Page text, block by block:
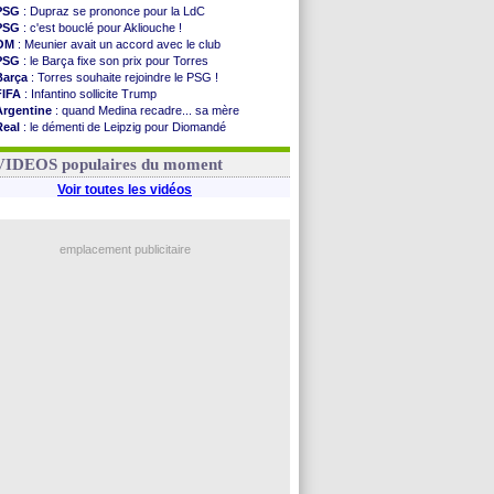
: Dupraz se prononce pour la LdC
: c'est bouclé pour Akliouche !
: Meunier avait un accord avec le club
: le Barça fixe son prix pour Torres
: Torres souhaite rejoindre le PSG !
: Infantino sollicite Trump
: quand Medina recadre... sa mère
: le démenti de Leipzig pour Diomandé
: le conseiller d'Infantino démissionne !
populaires du moment
Voir toutes les vidéos
emplacement publicitaire